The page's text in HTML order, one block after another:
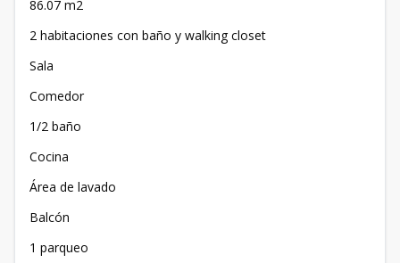
86.07 m2
2 habitaciones con baño y walking closet
Sala
Comedor
1/2 baño
Cocina
Área de lavado
Balcón
1 parqueo